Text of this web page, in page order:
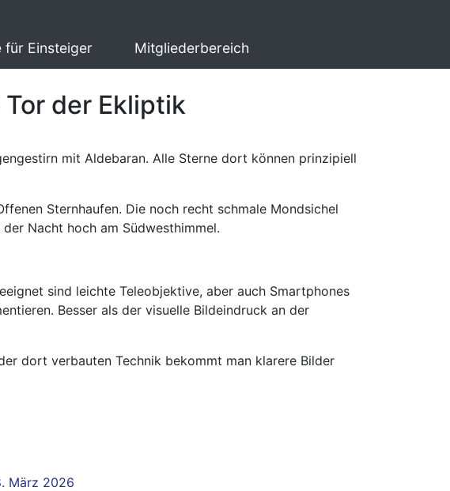
für Einsteiger Mitgliederbereich
der Ekliptik
mit Aldebaran. Alle Sterne dort können prinzipiell
Sternhaufen. Die noch recht schmale Mondsichel
Nacht hoch am Südwesthimmel.
sind leichte Teleobjektive, aber auch Smartphones
Besser als der visuelle Bildeindruck an der
dort verbauten Technik bekommt man klarere Bilder
März 2026